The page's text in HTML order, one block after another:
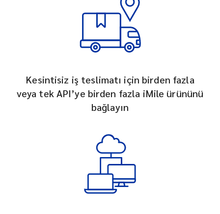
Kesintisiz iş teslimatı için birden fazla
veya tek API’ye birden fazla iMile ürününü
bağlayın